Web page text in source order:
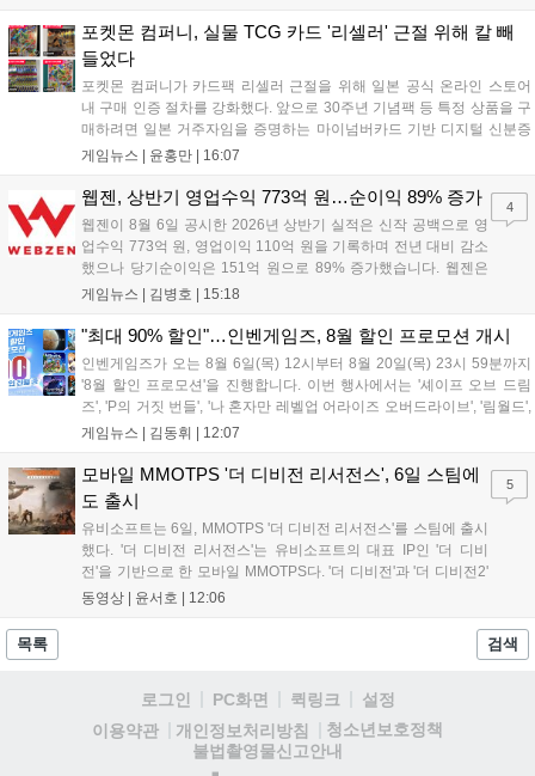
포켓몬 컴퍼니, 실물 TCG 카드 '리셀러' 근절 위해 칼 빼
들었다
포켓몬 컴퍼니가 카드팩 리셀러 근절을 위해 일본 공식 온라인 스토어
내 구매 인증 절차를 강화했다. 앞으로 30주년 기념팩 등 특정 상품을 구
매하려면 일본 거주자임을 증명하는 마이넘버카드 기반 디지털 신분증
이 필수다. 해당 상품들은 온라인 추첨제로만 판매되며, 이번 조치는 과
러한 정책이 시장 물량 안정화에 어떤 영향을 미칠지 업계의 이목이 쏠
게임뉴스 | 윤홍만 | 16:07
웹젠, 상반기 영업수익 773억 원…순이익 89% 증가
웹젠이 8월 6일 공시한 2026년 상반기 실적은 신작 공백으로 영
업수익 773억 원, 영업이익 110억 원을 기록하며 전년 대비 감소
했으나 당기순이익은 151억 원으로 89% 증가했습니다. 웹젠은
하반기부터 신작 공세를 예고하며 전략게임 '프로젝트 D1'의 정보
또한 '테르비스'는 일본 코미케에 출품하며 해외 시장 공략을 강화
사업 일정을 추진하고 주주가치 제고에 힘쓰겠다고 밝혔습니
다....
게임뉴스 | 김병호 | 15:18
4
"최대 90% 할인"…인벤게임즈, 8월 할인 프로모션 개시
인벤게임즈가 오는 8월 6일(목) 12시부터 8월 20일(목) 23시 59분까지
'8월 할인 프로모션'을 진행합니다. 이번 행사에서는 '셰이프 오브 드림
즈', 'P의 거짓 번들', '나 혼자만 레벨업 어라이즈 오버드라이브', '림월드',
'아랑전설 시티 오브 더 울브스', '팰월드' 등 인기 타이틀을 최대 90% 할
론 네이버페이 포인트 추가 적립 혜택도 받을 수 있으며, 자세한 내용은
공식 네이버 스마트 스토어에서 확인 가능합니다....
게임뉴스 | 김동휘 | 12:07
모바일 MMOTPS '더 디비전 리서전스', 6일 스팀에
도 출시
유비소프트는 6일, MMOTPS '더 디비전 리서전스'를 스팀에 출시
했다. '더 디비전 리서전스'는 유비소프트의 대표 IP인 '더 디비
전'을 기반으로 한 모바일 MMOTPS다. '더 디비전'과 '더 디비전2'
사이의 시기를 배경으로 하고 있으며, 완전히 새로운 독립형 스토
동영상 | 윤서호 | 12:06
5
목록 검색
로그인 PC화면 퀵링크
설정
이용약관
개인정보처리방침
청소년보호정책
불법촬영물신고안내